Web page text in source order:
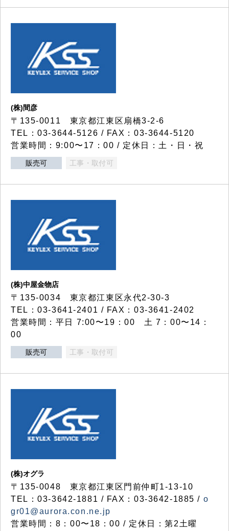
(株)間彦
〒135-0011 東京都江東区扇橋3-2-6
TEL：03-3644-5126 / FAX：03-3644-5120
営業時間：9:00〜17：00 / 定休日：土・日・祝
販売可 工事・取付可
(株)中屋金物店
〒135-0034 東京都江東区永代2-30-3
TEL：03-3641-2401 / FAX：03-3641-2402
営業時間：平日 7:00〜19：00 土 7：00〜14：
00
販売可 工事・取付可
(株)オグラ
〒135-0048 東京都江東区門前仲町1-13-10
TEL：03-3642-1881 / FAX：03-3642-1885 / o
gr01@aurora.con.ne.jp
営業時間：8：00〜18：00 / 定休日：第2土曜